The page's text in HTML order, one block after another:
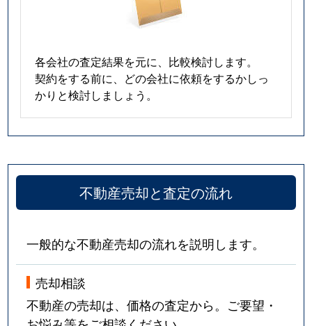
各会社の査定結果を元に、比較検討します。
契約をする前に、どの会社に依頼をするかしっ
かりと検討しましょう。
不動産売却と査定の流れ
一般的な不動産売却の流れを説明します。
売却相談
不動産の売却は、価格の査定から。ご要望・